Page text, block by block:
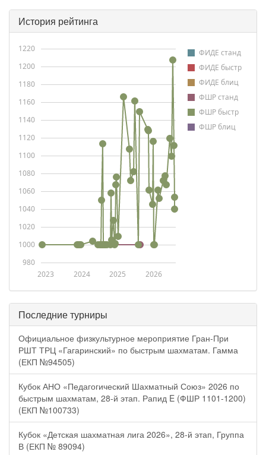
История рейтинга
ФИДЕ станд
ФИДЕ быстр
ФИДЕ блиц
ФШР станд
ФШР быстр
ФШР блиц
2023 2024 2025 2026
980
1000
1020
1040
1060
1080
1100
1120
1140
1160
1180
1200
1220
Последние турниры
Официальное физкультурное мероприятие Гран-При
РШТ ТРЦ «Гагаринский» по быстрым шахматам. Гамма
(ЕКП №94505)
Кубок АНО «Педагогический Шахматный Союз» 2026 по
быстрым шахматам, 28-й этап. Рапид E (ФШР 1101-1200)
(ЕКП №100733)
Кубок «Детская шахматная лига 2026», 28-й этап, Группа
В (ЕКП № 89094)